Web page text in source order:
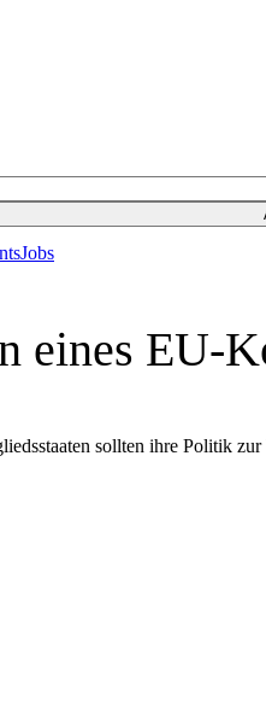
Jobs
eines EU-
sollten ihre Politik